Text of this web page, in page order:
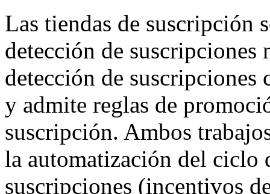
Las tiendas de suscripción
detección de
detección de
y admite reglas de
suscripción. Ambos
la automatización del ciclo
suscripciones (incentivos